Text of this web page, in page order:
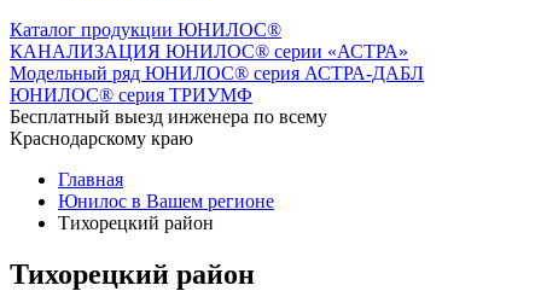
Каталог продукции ЮНИЛОС®
КАНАЛИЗАЦИЯ ЮНИЛОС® серии «АСТРА»
Модельный ряд ЮНИЛОС® серия АСТРА-ДАБЛ
ЮНИЛОС® серия ТРИУМФ
Бесплатный выезд инженера по всему
Краснодарскому краю
Главная
Юнилос в Вашем регионе
Тихорецкий район
Тихорецкий район